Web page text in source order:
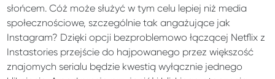
słońcem. Cóż może służyć w tym celu lepiej niż media
społecznościowe, szczególnie tak angażujące jak
Instagram? Dzięki opcji bezproblemowo łączącej Netflix z
Instastories przejście do hajpowanego przez większość
znajomych serialu będzie kwestią wyłącznie jednego